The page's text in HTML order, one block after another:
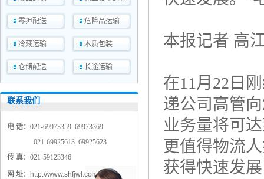
零担配送 危险品运输
冷藏运输 木质包装
仓储配送 长途运输
联系我们
电 话： 021-69973359 69973369
021-69925613 69925623
传 真：021-59123346
网 址： http://www.shfjwl.com
本报记者 高
在11月22日
递公司高管
业务量将可
更值得物流
获得快速发